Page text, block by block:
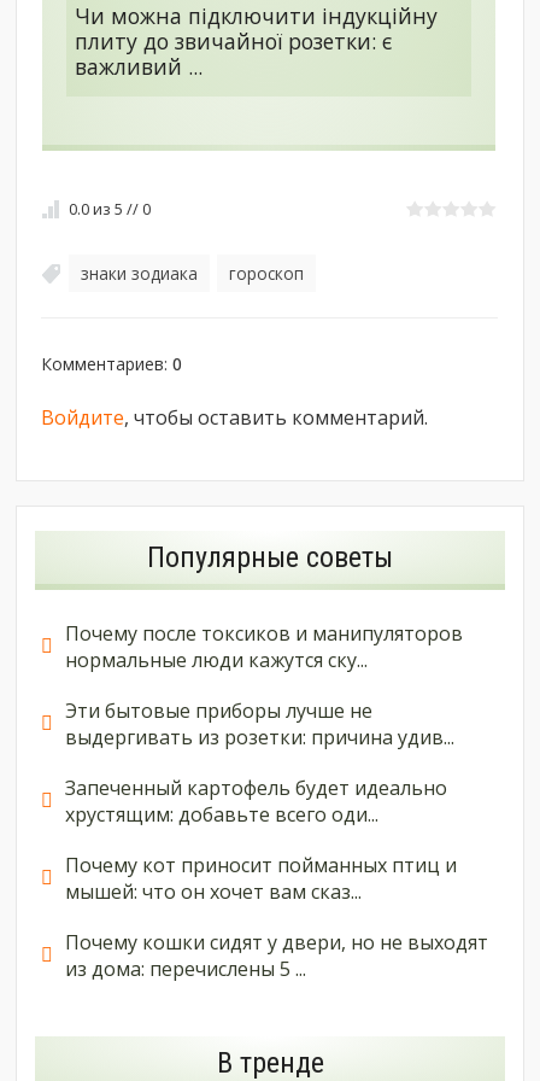
Чи можна підключити індукційну
плиту до звичайної розетки: є
важливий ...
0.0из5 // 0
знаки зодиака гороскоп
Комментариев:0
Войдите, чтобы оставить комментарий.
Популярные советы
Почему после токсиков и манипуляторов
нормальные люди кажутся ску...
Эти бытовые приборы лучше не
выдергивать из розетки: причина удив...
Запеченный картофель будет идеально
хрустящим: добавьте всего оди...
Почему кот приносит пойманных птиц и
мышей: что он хочет вам сказ...
Почему кошки сидят у двери, но не выходят
из дома: перечислены 5 ...
В тренде